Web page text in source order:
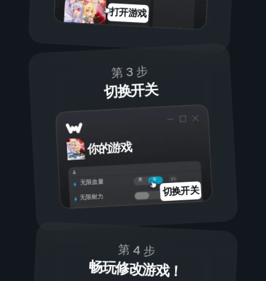
打开游戏
第 3 步
切换开关
你的游戏
开
关
无限血量
无限耐力
切换开关
第 4 步
畅玩修改游戏！